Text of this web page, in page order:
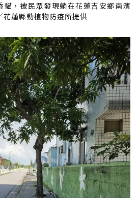
貓，被民眾發現躺在花蓮吉安鄉南濱
蓮縣動植物防疫所提供